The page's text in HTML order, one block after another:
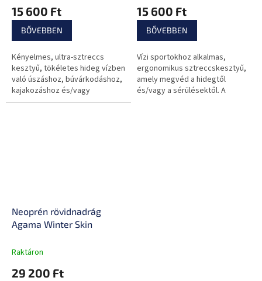
15 600 Ft
BŐVEBBEN
Kényelmes, ultra-sztreccs
kesztyű, tökéletes hideg vízben
való úszáshoz, búvárkodáshoz,
kajakozáshoz és/vagy
evezéshez.
15 600 Ft
BŐVEBBEN
Vízi sportokhoz alkalmas,
ergonomikus sztreccskesztyű,
amely megvéd a hidegtől
és/vagy a sérülésektől. A
Neoprén rövidnadrág
Agama Winter Skin
Raktáron
29 200 Ft